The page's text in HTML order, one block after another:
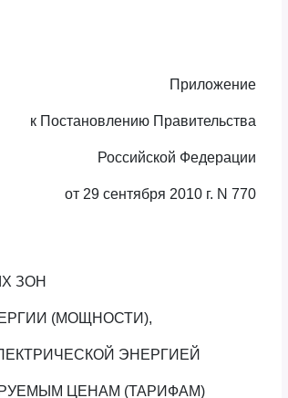
Приложение
к Постановлению Правительства
Российской Федерации
от 29 сентября 2010 г. N 770
ЗОН
(МОЩНОСТИ),
ЭНЕРГИЕЙ
ЦЕНАМ (ТАРИФАМ)